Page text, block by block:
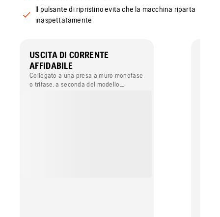
Il pulsante di ripristino evita che la macchina riparta
inaspettatamente
USCITA DI CORRENTE
AFFIDABILE
Collegato a una presa a muro monofase
o trifase, a seconda del modello,